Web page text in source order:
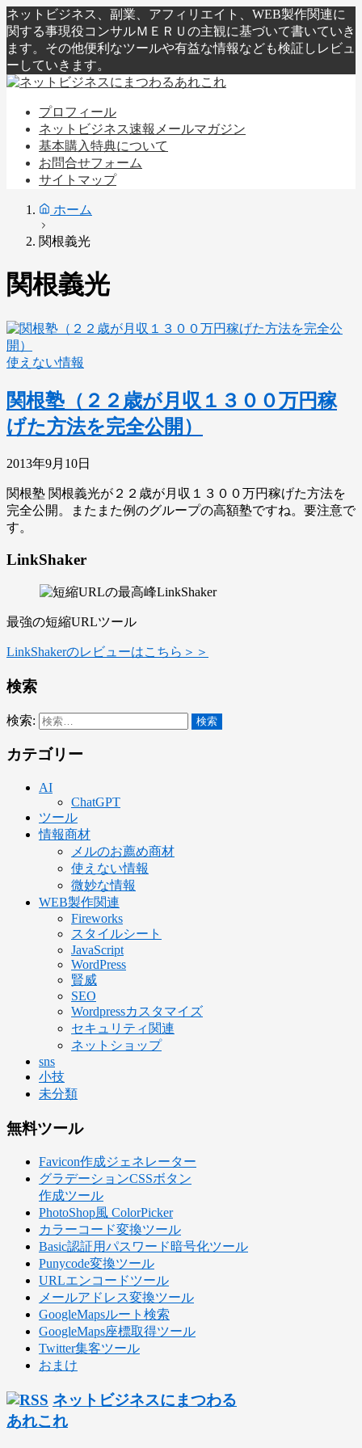
ネットビジネス、副業、アフィリエイト、WEB製作関連に
関する事現役コンサルＭＥＲＵの主観に基づいて書いていき
ます。その他便利なツールや有益な情報なども検証しレビュ
ーしていきます。
プロフィール
ネットビジネス速報メールマガジン
基本購入特典について
お問合せフォーム
サイトマップ
ホーム
関根義光
関根義光
使えない情報
関根塾（２２歳が月収１３００万円稼
げた方法を完全公開）
2013年9月10日
関根塾 関根義光が２２歳が月収１３００万円稼げた方法を
完全公開。またまた例のグループの高額塾ですね。要注意で
す。
LinkShaker
最強の短縮URLツール
LinkShakerのレビューはこちら＞＞
検索
検索:
カテゴリー
AI
ChatGPT
ツール
情報商材
メルのお薦め商材
使えない情報
微妙な情報
WEB製作関連
Fireworks
スタイルシート
JavaScript
WordPress
賢威
SEO
Wordpressカスタマイズ
セキュリティ関連
ネットショップ
sns
小技
未分類
無料ツール
Favicon作成ジェネレーター
グラデーションCSSボタン
作成ツール
PhotoShop風 ColorPicker
カラーコード変換ツール
Basic認証用パスワード暗号化ツール
Punycode変換ツール
URLエンコードツール
メールアドレス変換ツール
GoogleMapsルート検索
GoogleMaps座標取得ツール
Twitter集客ツール
おまけ
ネットビジネスにまつわる
あれこれ